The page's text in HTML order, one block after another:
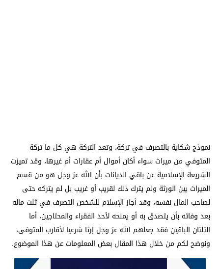
نموذج شكاية بالتصرف في تركة، وتعد التركة هي كل ما تركة
المتوفي من ميراث سواء أكان أموال أم عقارات أم غيرها، وقد تميزت
الشريعة الإسلامية عن باقي الديانات بأن الله عز وجل هو من قسم
الميراث بين الورثة ولم يترك ذلك لقريب أو غريب بل لم يتركه حتى
لصاحب المال نفسه، وقد أجاز الإسلام للشخص التصرف في ثلث ماله
بعد وفاته بأن يتصدق به أو يمنحه لأحد الفقراء والمحتاجين، أما
الثلثان الباقين فقد جعلهم الله عز وجل إرثا شرعيا لأقارب المتوفى،
ونوضح لكم من خلال هذا المقال بعض المعلومات عن هذا الموضوع.